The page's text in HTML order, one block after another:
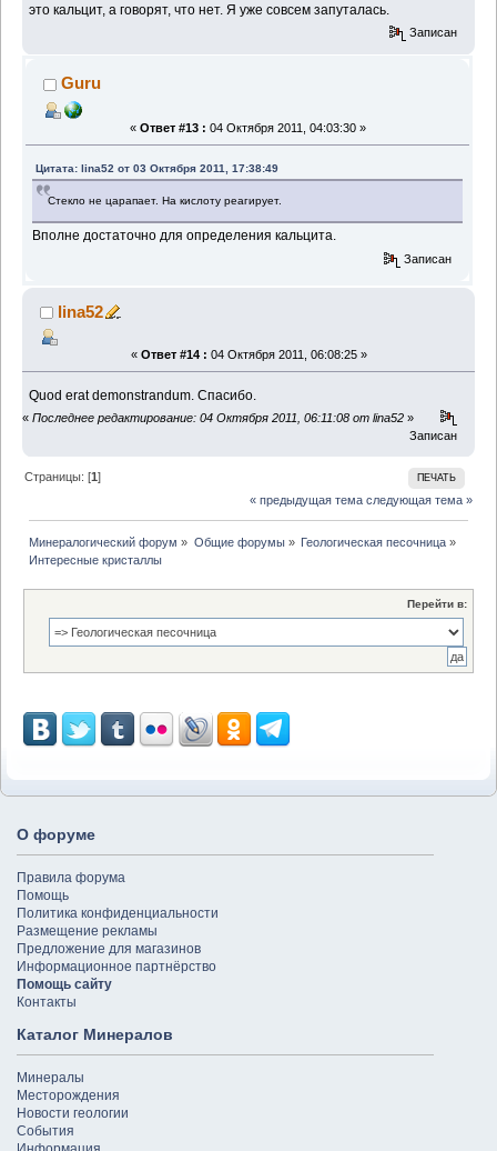
это кальцит, а говорят, что нет. Я уже совсем запуталась.
Записан
Guru
« Ответ #13 : 04 Октября 2011, 04:03:30 »
Цитата: lina52 от 03 Октября 2011, 17:38:49
Стекло не царапает. На кислоту реагирует.
Вполне достаточно для определения кальцита.
Записан
lina52
« Ответ #14 : 04 Октября 2011, 06:08:25 »
Quod erat demonstrandum. Спасибо.
« Последнее редактирование: 04 Октября 2011, 06:11:08 от lina52 »
Записан
ПЕЧАТЬ
Страницы: [1]
« предыдущая тема следующая тема »
Минералогический форум » Общие форумы» Геологическая песочница»
Интересные кристаллы
Перейти в:
О форуме
Правила форума
Помощь
Политика конфиденциальности
Размещение рекламы
Предложение для магазинов
Информационное партнёрство
Помощь сайту
Контакты
Каталог Минералов
Минералы
Месторождения
Новости геологии
События